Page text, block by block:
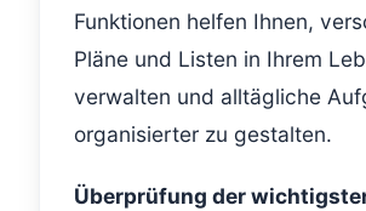
Funktionen helfen Ihnen,
Pläne und Listen in Ihrem
verwalten und alltägliche
organisierter zu gestalten.
Überprüfung der